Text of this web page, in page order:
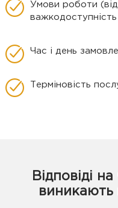
Умови роботи
Час і день
Терміновість
Відповіді
виникають